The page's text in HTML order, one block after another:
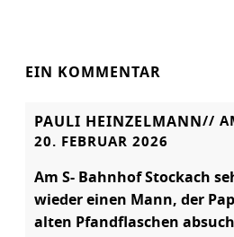
EIN KOMMENTAR
PAULI HEINZELMANN //
20. FEBRUAR 2026
Am S- Bahnhof Stockach
wieder einen Mann, der
alten Pfandflaschen